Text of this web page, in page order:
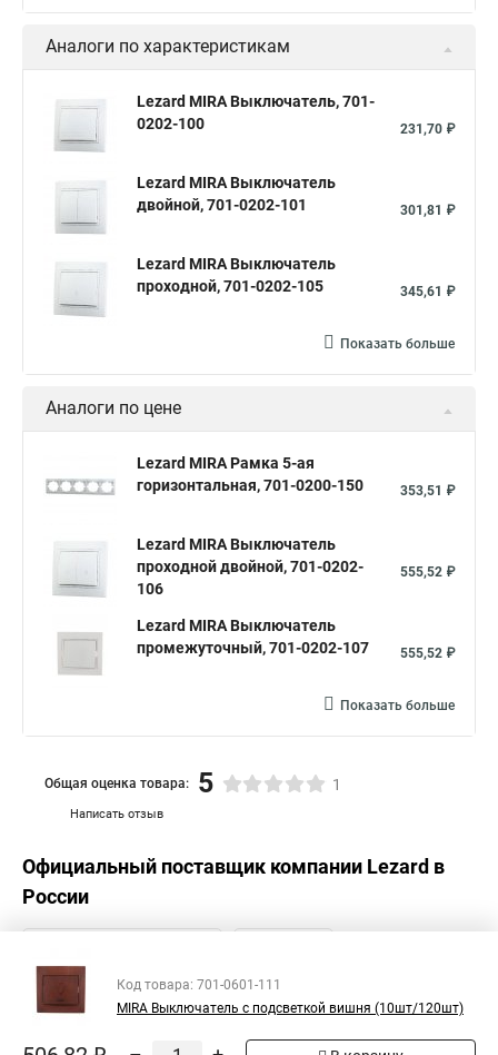
Аналоги по характеристикам
Lezard MIRA Выключатель, 701-
0202-100
231,70 ₽
Lezard MIRA Выключатель
двойной, 701-0202-101
301,81 ₽
Lezard MIRA Выключатель
проходной, 701-0202-105
345,61 ₽
Показать больше
Аналоги по цене
Lezard MIRA Рамка 5-ая
горизонтальная, 701-0200-150
353,51 ₽
Lezard MIRA Выключатель
проходной двойной, 701-0202-
106
555,52 ₽
Lezard MIRA Выключатель
промежуточный, 701-0202-107
555,52 ₽
Показать больше
Написать отзыв
Общая оценка товара: 5 1
Официальный поставщик компании Lezard в
России
Код товара: 701-0601-111
MIRA Выключатель с подсветкой вишня (10шт/120шт)